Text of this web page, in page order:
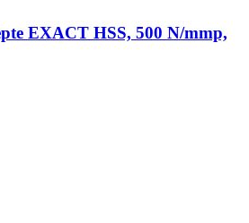
EXACT HSS, 500 N/mmp,